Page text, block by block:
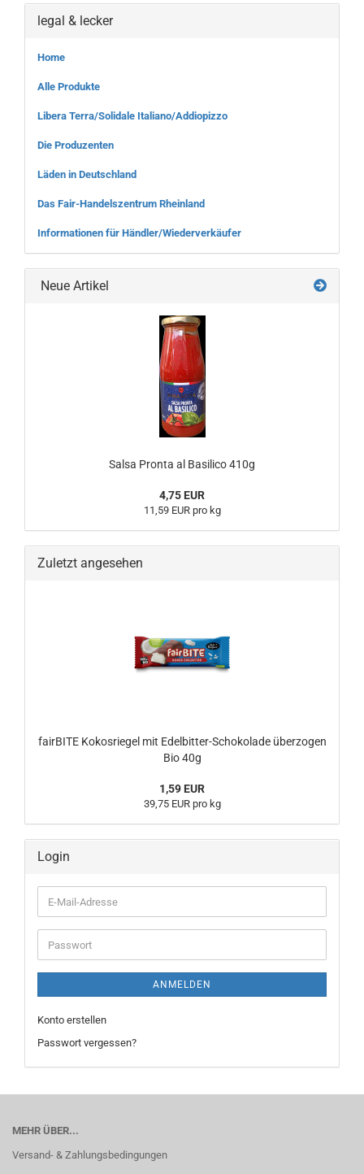
legal & lecker
Home
Alle Produkte
Libera Terra/Solidale Italiano/Addiopizzo
Die Produzenten
Läden in Deutschland
Das Fair-Handelszentrum Rheinland
Informationen für Händler/Wiederverkäufer
Neue Artikel
Salsa Pronta al Basilico 410g
4,75 EUR
11,59 EUR pro kg
Zuletzt angesehen
fairBITE Kokosriegel mit Edelbitter-Schokolade überzogen
Bio 40g
1,59 EUR
39,75 EUR pro kg
Login
E-
Mail-
Adresse
Passwort
ANMELDEN
Konto erstellen
Passwort vergessen?
MEHR ÜBER...
Versand- & Zahlungsbedingungen